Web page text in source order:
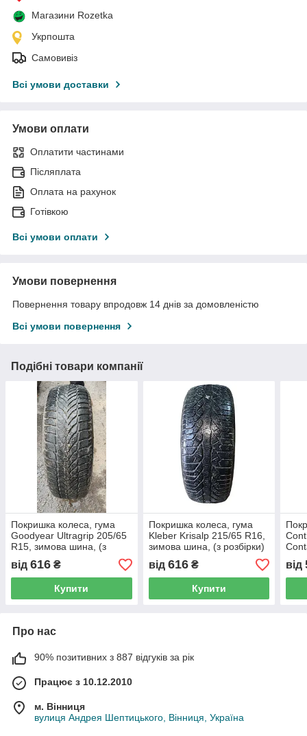
Магазини Rozetka
Укрпошта
Самовивіз
Всі умови доставки
Умови оплати
Оплатити частинами
Післяплата
Оплата на рахунок
Готівкою
Всі умови оплати
Умови повернення
Повернення товару впродовж 14 днів за домовленістю
Всі умови повернення
Подібні товари компанії
Покришка колеса, гума
Goodyear Ultragrip 205/65
R15, зимова шина, (з
розбірки)
від 616 ₴
Купити
Покришка колеса, гума
Kleber Krisalp 215/65 R16,
зимова шина, (з розбірки)
від 616₴
Купити
від
Про нас
90% позитивних з 887 відгуків за рік
Працює з 10.12.2010
м. Вінниця
вулиця Андрея Шептицького, Вінниця, Україна